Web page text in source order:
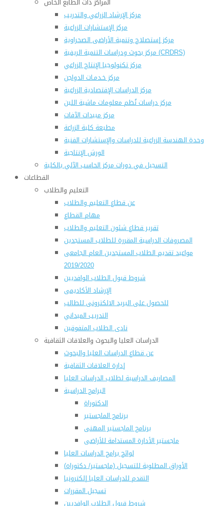
مركز الإرشاد الزراعي والتدريب
مركز الإستشارات الزراعية
مركز إستصلاح وتنمية الأراضى الصحراوية
مركز بحوث ودراسات التنمية الريفية (CRDRS)
مركز تكنولوجيا الإنتاج الزراعي
مركز خـدمـات الدواجن
مركز الدراسات الإقتصادية الزراعية
مركز دراسات نُظم معلومات ماشية اللبن
مركز مبيدات الآفات
مطبعة كلية الزراعة
وحدة الهندسة الزراعية للدراسات والإستشارات الفنية
الورش الإنتاجية
التسجيل في دورات مركز الحاسب الآلي بالكلية
القطاعات
التعليم والطلاب
عن قطاع التعليم والطلاب
مهام القطاع
تقرير قطاع شئون التعليم والطلاب
المصروفات الدراسية المقررة للطلاب المستجدين
مواعيد تقديم الطلاب المستجدين العام الجامعى
2019/2020
شروط قبول الطلاب الوافديين
الإرشاد الأكاديمى
للحصول على البريد الالكترونى للطالب
التدريب الميداني
نادى الطلاب المتفوقين
الدراسات العليا والبحوث والعلاقات الثقافية
عن قطاع الدراسات العليا والبحوث
إدارة العلاقات الثقافية
المصاريف الدراسية لطلاب الدراسات العليا
البرامج الدراسية
الدكتوراة
برنامج الماجستير
برنامج الماجستير المهنى
ماجستير الأدارة المستدامة للأراضى
لوائح برامج الدراسات العليا
(الأوراق المطلوبة للتسجيل (ماجستير/ دكتوراه
التقدم للدراسات العليا إلكترونيا
تسجيل المقررات
شروط قبول الطلاب الوافديين